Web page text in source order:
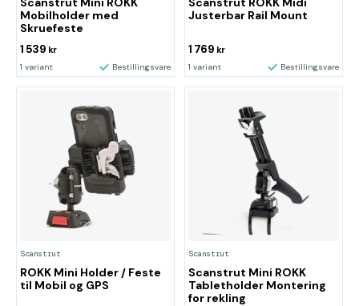
Mobilholder med
Skruefeste
1 539 kr
1 variant Bestillingsvare
Justerbar Rail Mount
1 769 kr
1 variant Bestillingsvare
Scanstrut
ROKK Mini Holder / Feste
til Mobil og GPS
Scanstrut
Scanstrut Mini ROKK
Tabletholder Montering
for rekling